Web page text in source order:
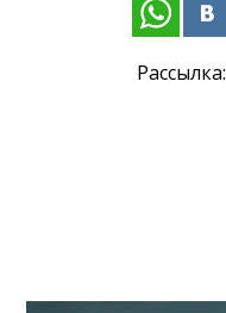
Рассылка: